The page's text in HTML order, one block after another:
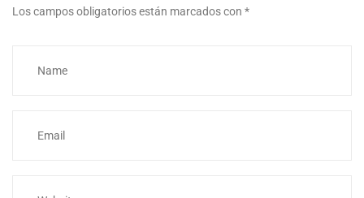
Los campos obligatorios están marcados con *